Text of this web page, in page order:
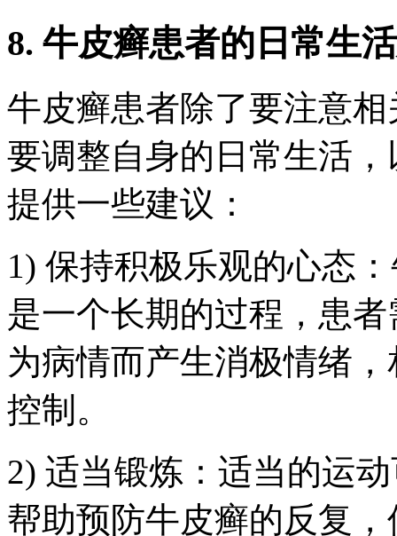
8. 牛皮癣患者的日常生
牛皮癣患者除了要注意
要调整自身的日常生活
提供一些建议：
1) 保持积极乐观的心态
是一个长期的过程，患
为病情而产生消极情绪
控制。
2) 适当锻炼：适当的运
帮助预防牛皮癣的反复